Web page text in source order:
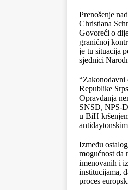
Prenošenje
Christiana
Govoreći o
graničnoj
je tu situacija
sjednici
“Zakonodavni
Republike
Opravdanja
SNSD, NPS-
u BiH
Između
mogućnost da
imenovanih i
institucijama,
proces